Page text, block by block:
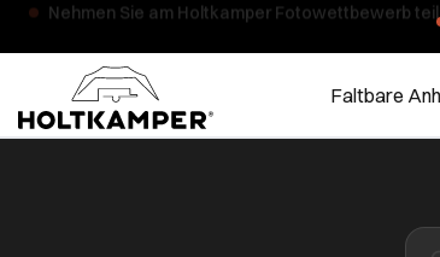
Faltbare